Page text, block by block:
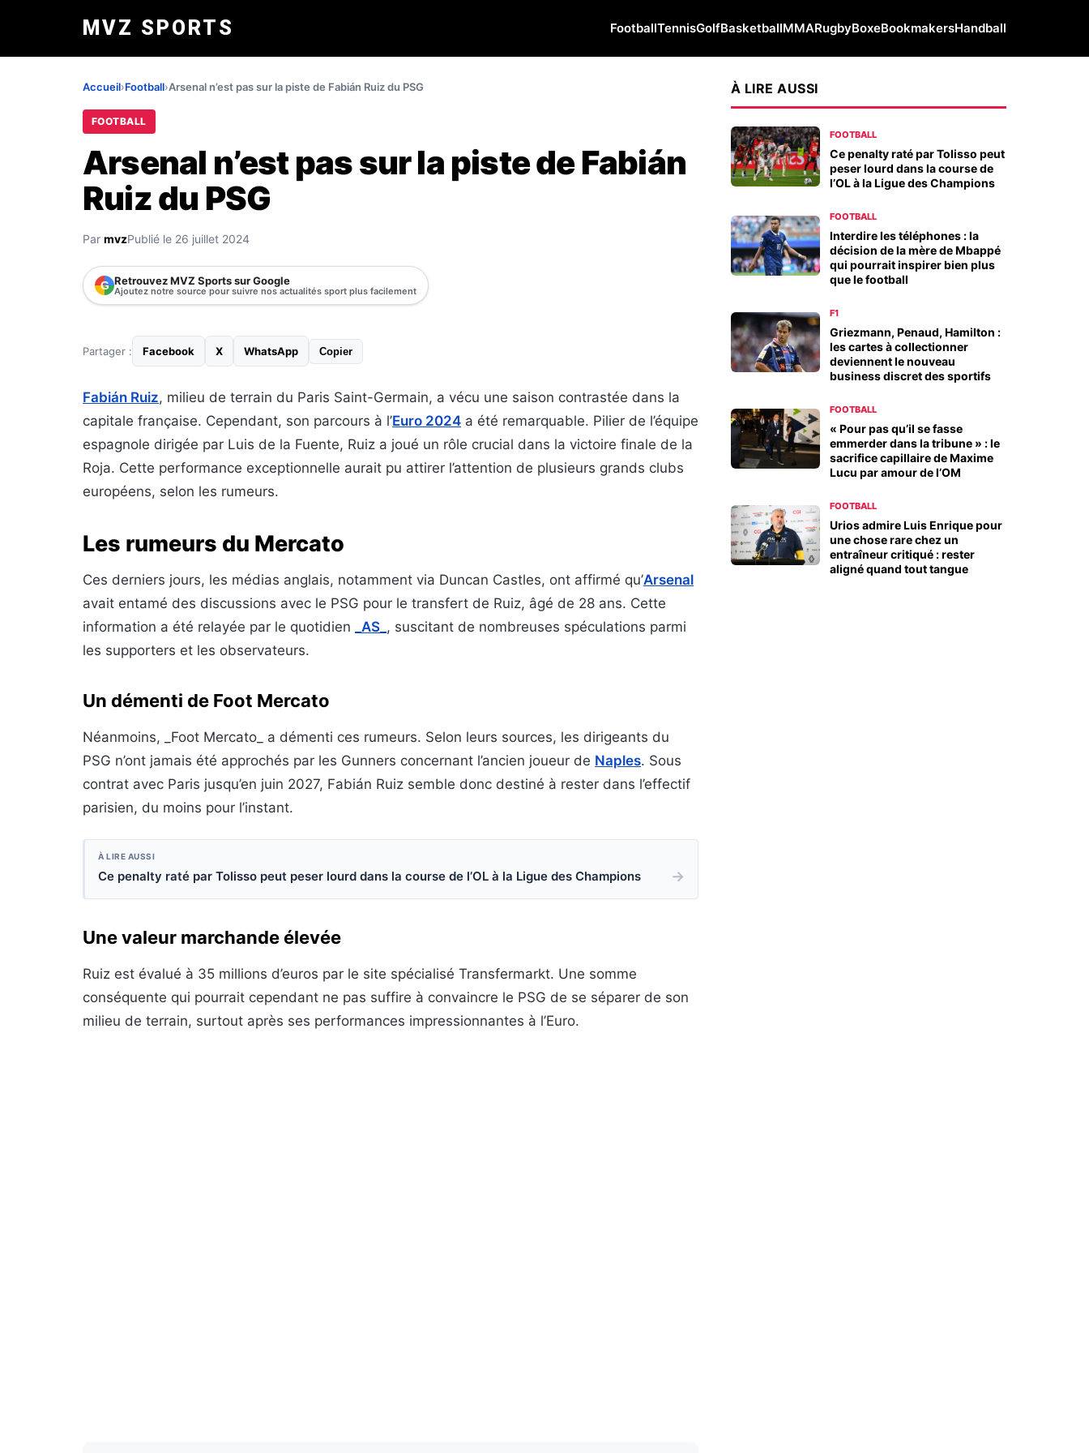
MVZ SPORTS FootballTennisGolfBasketballMMARugbyBoxeBookmakersHandball
Accueil›Football›Arsenal n’est pas sur la piste de Fabián Ruiz du PSG
FOOTBALL
Arsenal n’est pas sur la piste de Fabián
Ruiz du PSG
Par mvzPublié le 26 juillet 2024
G Retrouvez MVZ Sports sur Google
Ajoutez notre source pour suivre nos actualités sport plus facilement
Partager : Facebook X WhatsApp Copier
Fabián Ruiz, milieu de terrain du Paris Saint-Germain, a vécu une saison contrastée dans la
capitale française. Cependant, son parcours à l’Euro 2024 a été remarquable. Pilier de l’équipe
espagnole dirigée par Luis de la Fuente, Ruiz a joué un rôle crucial dans la victoire finale de la
Roja. Cette performance exceptionnelle aurait pu attirer l’attention de plusieurs grands clubs
européens, selon les rumeurs.
Les rumeurs du Mercato
Ces derniers jours, les médias anglais, notamment via Duncan Castles, ont affirmé qu’Arsenal
avait entamé des discussions avec le PSG pour le transfert de Ruiz, âgé de 28 ans. Cette
information a été relayée par le quotidien
_AS_ , suscitant de nombreuses spéculations parmi
les supporters et les observateurs.
Un démenti de Foot Mercato
Néanmoins, _Foot Mercato_ a démenti ces rumeurs. Selon leurs sources, les dirigeants du
PSG n’ont jamais été approchés par les Gunners concernant l’ancien joueur de Naples. Sous
contrat avec Paris jusqu’en juin 2027, Fabián Ruiz semble donc destiné à rester dans l’effectif
parisien, du moins pour l’instant.
À LIRE AUSSI
Ce penalty raté par Tolisso peut peser lourd dans la course de l’OL à la Ligue des Champions →
Une valeur marchande élevée
Ruiz est évalué à 35 millions d’euros par le site spécialisé Transfermarkt. Une somme
conséquente qui pourrait cependant ne pas suffire à convaincre le PSG de se séparer de son
milieu de terrain, surtout après ses performances impressionnantes à l’Euro.
À LIRE AUSSI
FOOTBALL
Ce penalty raté par Tolisso peut
peser lourd dans la course de
l’OL à la Ligue des Champions
FOOTBALL
Interdire les téléphones : la
décision de la mère de Mbappé
qui pourrait inspirer bien plus
que le football
F1
Griezmann, Penaud, Hamilton :
les cartes à collectionner
deviennent le nouveau
business discret des sportifs
FOOTBALL
« Pour pas qu’il se fasse
emmerder dans la tribune » : le
sacrifice capillaire de Maxime
Lucu par amour de l’OM
FOOTBALL
Urios admire Luis Enrique pour
une chose rare chez un
entraîneur critiqué : rester
aligné quand tout tangue